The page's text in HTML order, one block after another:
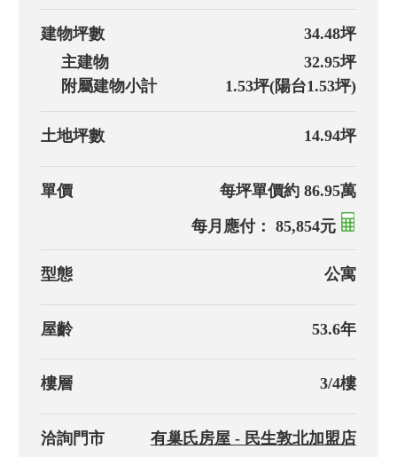
建物坪數
34.48坪
主建物
32.95坪
附屬建物小計
1.53坪(陽台1.53坪)
土地坪數 14.94坪
單價 每坪單價約 86.95萬
每月應付： 85,854元
型態 公寓
屋齡 53.6年
樓層 3/4樓
洽詢門市
有巢氏房屋 - 民生敦北加盟店